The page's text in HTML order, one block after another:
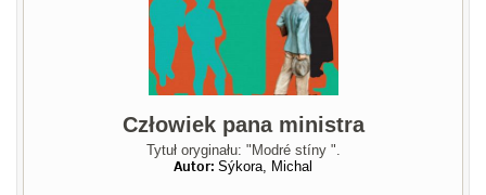
Człowiek pana ministra
Tytuł oryginału: "Modré stíny ".
Autor: Sýkora, Michal